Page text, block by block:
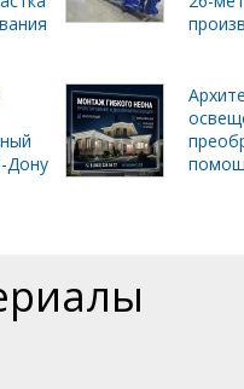
Дону